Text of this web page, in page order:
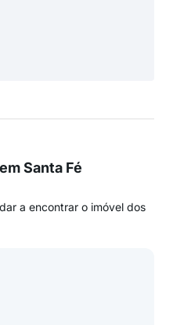
Santa Fé
a encontrar o imóvel dos